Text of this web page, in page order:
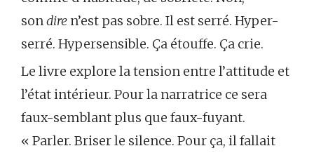
sondire n’est pas sobre. Il est serré. Hyper-
serré. Hypersensible. Ça étouffe. Ça crie.
Le livre explore la tension entre l’attitude et
l’état intérieur. Pour la narratrice ce sera
faux-semblant plus que faux-fuyant.
« Parler. Briser le silence. Pour ça, il fallait